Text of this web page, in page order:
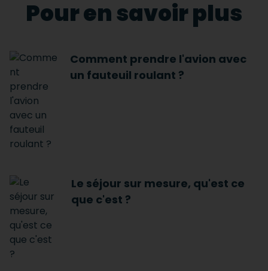
Pour en savoir plus
Comment prendre l'avion avec
un fauteuil roulant ?
Le séjour sur mesure, qu'est ce
que c'est ?